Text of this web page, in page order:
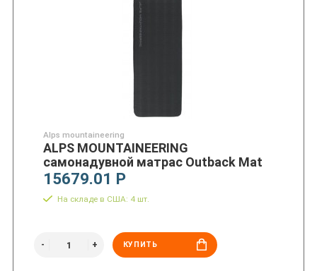
Alps mountaineering
ALPS MOUNTAINEERING
самонадувной матрас Outback Mat
15679.01 Р
На складе в США: 4 шт.
КУПИТЬ